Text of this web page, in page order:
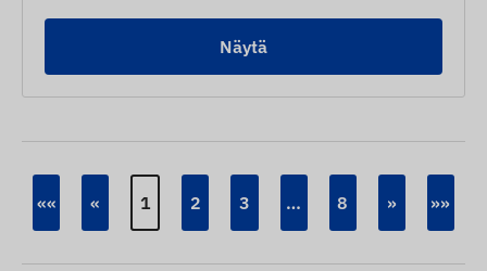
Näytä
«« « 1 2 3 … 8 » »»